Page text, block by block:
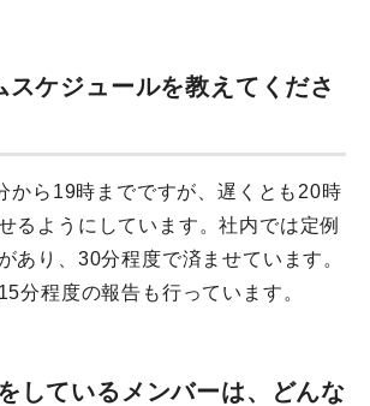
スケジュールを教えて くださ
ら19時までですが、遅くとも20時
るようにしています。社内では定例
あり、30分程度で済ませています。
分程度の報告も行っています。
しているメンバーは、どんな